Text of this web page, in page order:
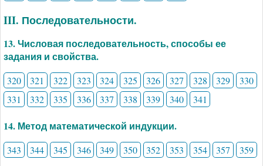
III. Последовательности.
13. Числовая последовательность, способы ее
задания и свойства.
320 321 322 323 324 325 326 327 328 329
330
331
332 335 336 337 338 339 340 341
14. Метод математической индукции.
343 344 345 346 349 350 352 353 354 357 359